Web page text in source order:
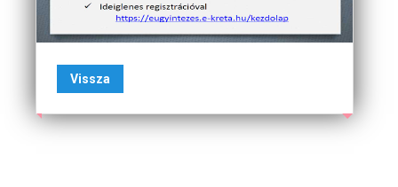
Vissza